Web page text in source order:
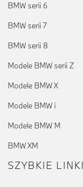
BMW serii 6
BMW serii 7
BMW serii 8
Modele BMW serii Z
Modele BMW X
Modele BMW i
Modele BMW M
BMW XM
SZYBKIE LINKI